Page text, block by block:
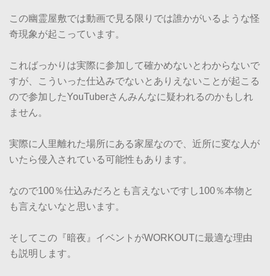
この幽霊屋敷では動画で見る限りでは誰かがいるような怪
奇現象が起こっています。
こればっかりは実際に参加して確かめないとわからないで
すが、こういった仕込みでないとありえないことが起こる
ので参加したYouTuberさんみんなに疑われるのかもしれ
ません。
実際に人里離れた場所にある家屋なので、近所に変な人が
いたら侵入されている可能性もあります。
なので100％仕込みだろとも言えないですし100％本物と
も言えないなと思います。
そしてこの『暗夜』イベントがWORKOUTに最適な理由
も説明します。